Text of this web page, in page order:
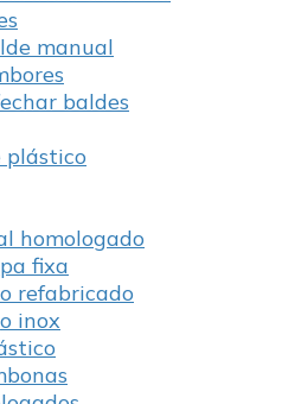
manual
baldes
plástico
homologado
fixa
refabricado
inox